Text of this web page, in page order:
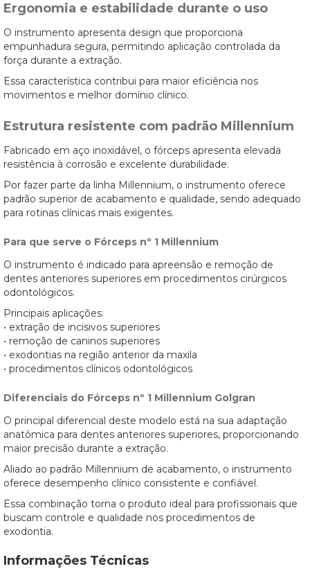
Ergonomia e estabilidade durante o uso
O instrumento apresenta design que proporciona
empunhadura segura, permitindo aplicação controlada da
força durante a extração.
Essa característica contribui para maior eficiência nos
movimentos e melhor domínio clínico.
Estrutura resistente com padrão Millennium
Fabricado em aço inoxidável, o fórceps apresenta elevada
resistência à corrosão e excelente durabilidade.
Por fazer parte da linha Millennium, o instrumento oferece
padrão superior de acabamento e qualidade, sendo adequado
para rotinas clínicas mais exigentes.
Para que serve o Fórceps nº 1 Millennium
O instrumento é indicado para apreensão e remoção de
dentes anteriores superiores em procedimentos cirúrgicos
odontológicos.
Principais aplicações:
• extração de incisivos superiores
• remoção de caninos superiores
• exodontias na região anterior da maxila
• procedimentos clínicos odontológicos
Diferenciais do Fórceps nº 1 Millennium Golgran
O principal diferencial deste modelo está na sua adaptação
anatômica para dentes anteriores superiores, proporcionando
maior precisão durante a extração.
Aliado ao padrão Millennium de acabamento, o instrumento
oferece desempenho clínico consistente e confiável.
Essa combinação torna o produto ideal para profissionais que
buscam controle e qualidade nos procedimentos de
exodontia.
Informações Técnicas